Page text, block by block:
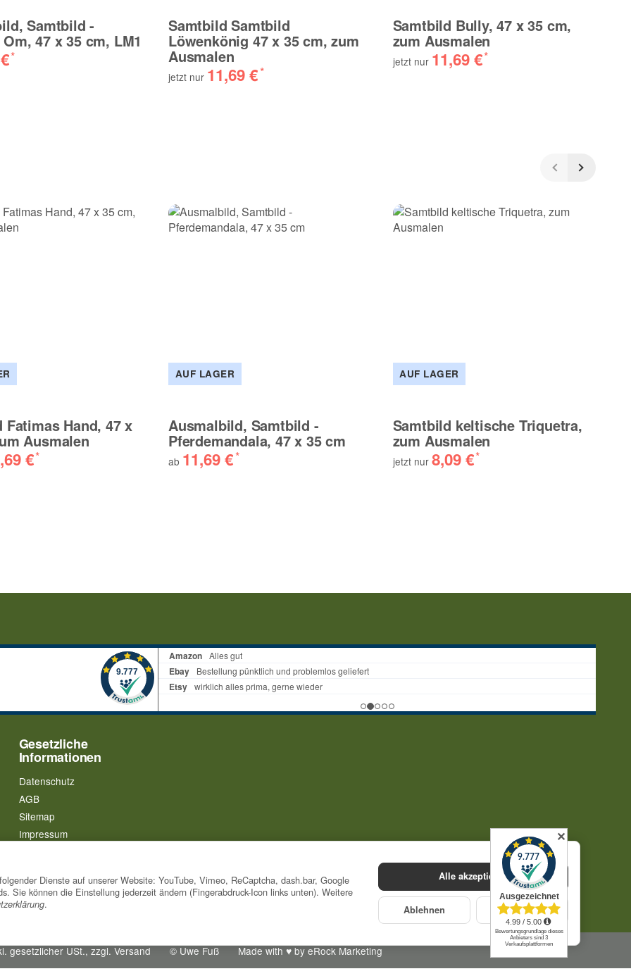
Samtbild -
47 x 35 cm, LM1
€*
Samtbild Samtbild
Löwenkönig 47 x 35 cm, zum
Ausmalen
jetzt nur 11,69 €*
Samtbild Bully, 47 x 35 cm,
zum Ausmalen
jetzt nur 11,69 €*
Fatimas Hand, 47 x
Ausmalen
€*
AUF LAGER
Ausmalbild, Samtbild -
Pferdemandala, 47 x 35 cm
ab 11,69 €*
AUF LAGER
Samtbild keltische Triquetra,
zum Ausmalen
jetzt nur 8,09 €*
Gesetzliche
Informationen
Datenschutz
AGB
Sitemap
Impressum
gesetzlicher USt., zzgl. Versand © Uwe Fuß Made with♥ byeRock Marketing
Dienste auf unserer Website: YouTube, Vimeo, ReCaptcha, dash.bar, Google
Sie können die Einstellung jederzeit ändern (Fingerabdruck-Icon links unten). Weitere
.
Alle akzeptieren
Ablehnen Konfigurieren
✕